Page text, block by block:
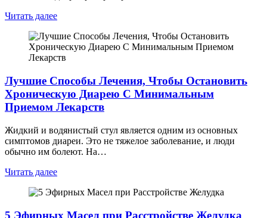
Читать далее
Лучшие Способы Лечения, Чтобы Остановить
Хроническую Диарею С Минимальным
Приемом Лекарств
Жидкий и водянистый стул является одним из основных
симптомов диареи. Это не тяжелое заболевание, и люди
обычно им болеют. На…
Читать далее
5 Эфирных Масел при Расстройстве Желудка